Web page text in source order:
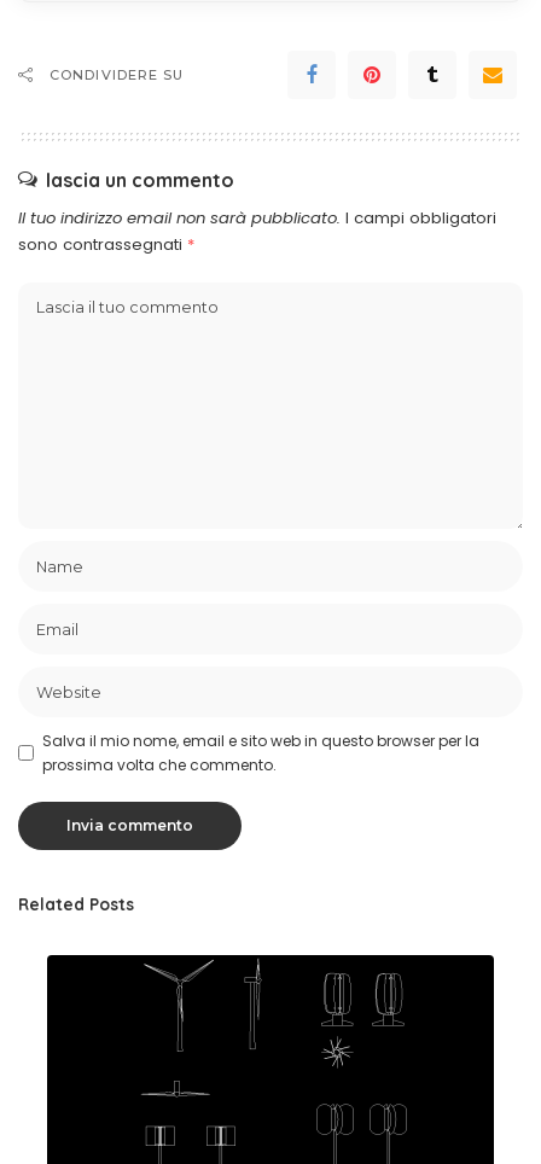
CONDIVIDERE SU
lascia un commento
Il tuo indirizzo email non sarà pubblicato. I campi obbligatori
sono contrassegnati *
Salva il mio nome, email e sito web in questo browser per la
prossima volta che commento.
Related Posts